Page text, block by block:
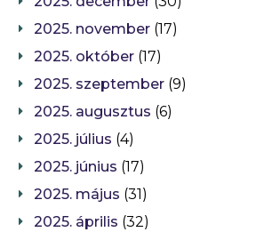
2025. november (17)
2025. október (17)
2025. szeptember (9)
2025. augusztus (6)
2025. július (4)
2025. június (17)
2025. május (31)
2025. április (32)